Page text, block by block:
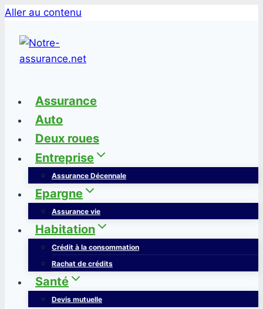
Aller au contenu
Assurance
Auto
Deux roues
Entreprise
Assurance Décennale
Epargne
Assurance vie
Habitation
Crédit à la consommation
Rachat de crédits
Santé
Devis mutuelle